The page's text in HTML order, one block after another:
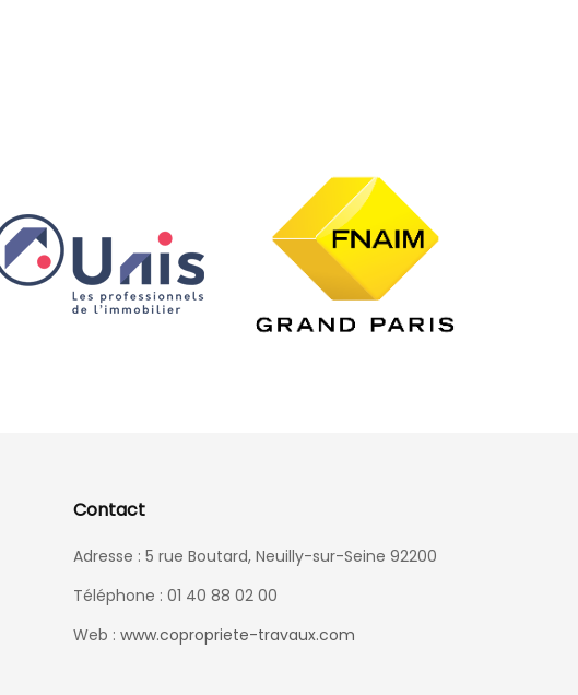
Contact
Adresse : 5 rue Boutard, Neuilly-sur-Seine 92200
Téléphone : 01 40 88 02 00
Web : www.copropriete-travaux.com